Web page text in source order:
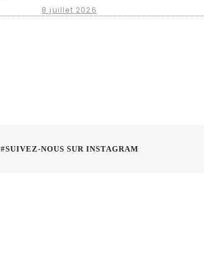
8 juillet 2026
#SUIVEZ-NOUS SUR INSTAGRAM